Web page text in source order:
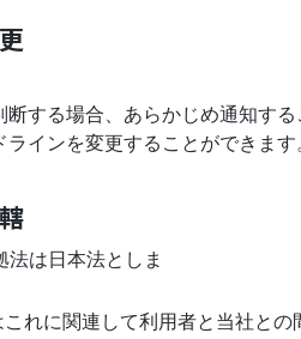
断する場合、あらかじめ通知する
ラインを変更することができます
法は日本法としま
れに関連して利用者と当社との